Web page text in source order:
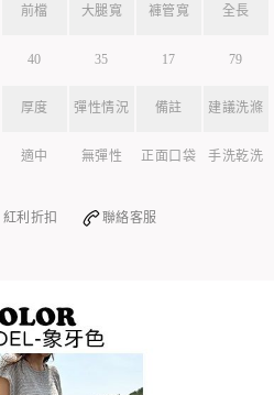
前檔 大腿寬 褲管寬 全長
40 35 17 79
厚度 彈性情況 備註 建議洗滌
適中 無彈性 正面口袋 手洗乾洗
紅利折扣 聯絡客服